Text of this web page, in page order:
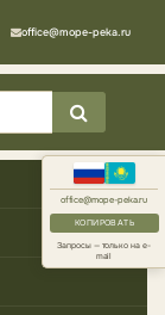
office@mope-peka.ru
КОПИРОВАТЬ
Запросы — только на e-
mail
office@mope-peka.ru